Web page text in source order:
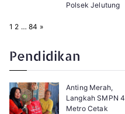
Polsek Jelutung
P
:
1 2 … 84 N
»
Pendidikan
Anting Merah,
Langkah SMPN 4
Metro Cetak